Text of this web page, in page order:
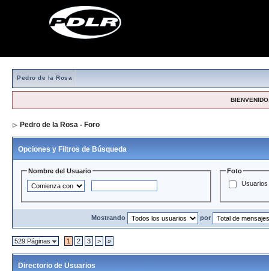
Pedro de la Rosa
Pedro de la Rosa - Foro
Opciones y Filtros de Búsqueda
Nombre del Usuario
Foto
Usuarios
Mostrando por
529 Páginas 1 2 3 > »
Directorio de Usuarios